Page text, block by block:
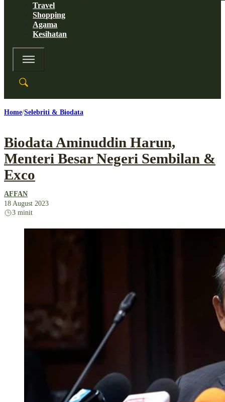
Travel
Shopping
Agama
Kesihatan
Home Selebriti & Biodata
Biodata Aminuddin Harun,
Menteri Besar Negeri Sembilan &
Exco
AFFAN
18 August 2023
3 minit